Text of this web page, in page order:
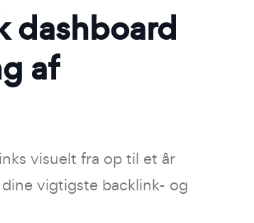
dashboard
af
visuelt fra op til et år
vigtigste backlink- og